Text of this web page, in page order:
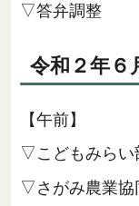
▽答弁調整
令和２年６
【午前】
▽こどもみらい
▽さがみ農業協